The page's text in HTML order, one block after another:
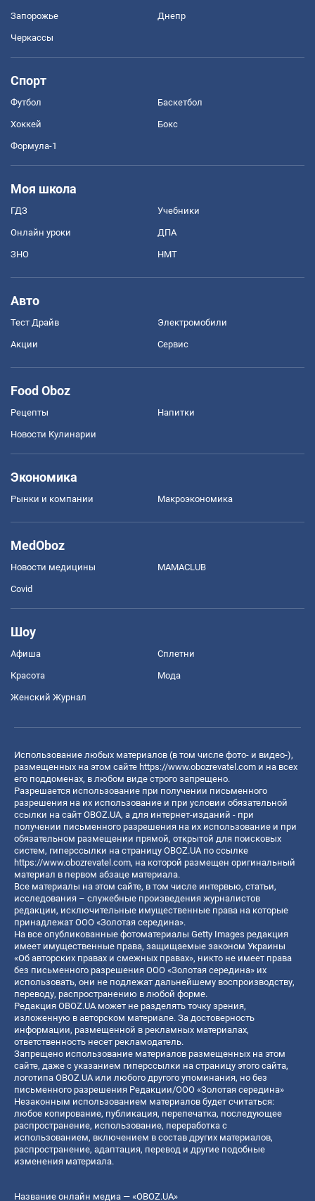
Запорожье Днепр
Черкассы
Спорт
Футбол Баскетбол
Хоккей Бокс
Формула-1
Моя школа
ГДЗ Учебники
Онлайн уроки ДПА
ЗНО НМТ
Авто
Тест Драйв Электромобили
Акции Сервис
Food Oboz
Рецепты Напитки
Новости Кулинарии
Экономика
Рынки и компании Mакроэкономика
MedOboz
Новости медицины MAMACLUB
Covid
Шоу
Афиша Сплетни
Красота Мода
Женский Журнал
Использование любых материалов (в том числе фото- и видео-),
размещенных на этом сайте https://www.obozrevatel.com и на всех
его поддоменах, в любом виде строго запрещено.
Разрешается использование при получении письменного
разрешения на их использование и при условии обязательной
ссылки на сайт OBOZ.UA, а для интернет-изданий - при
получении письменного разрешения на их использование и при
обязательном размещении прямой, открытой для поисковых
систем, гиперссылки на страницу OBOZ.UA по ссылке
https://www.obozrevatel.com, на которой размещен оригинальный
материал в первом абзаце материала.
Все материалы на этом сайте, в том числе интервью, статьи,
исследования – служебные произведения журналистов
редакции, исключительные имущественные права на которые
принадлежат ООО «Золотая середина».
На все опубликованные фотоматериалы Getty Images редакция
имеет имущественные права, защищаемые законом Украины
«Об авторских правах и смежных правах», никто не имеет права
без письменного разрешения ООО «Золотая середина» их
использовать, они не подлежат дальнейшему воспроизводству,
переводу, распространению в любой форме.
Редакция OBOZ.UA может не разделять точку зрения,
изложенную в авторском материале. За достоверность
информации, размещенной в рекламных материалах,
ответственность несет рекламодатель.
Запрещено использование материалов размещенных на этом
сайте, даже с указанием гиперссылки на страницу этого сайта,
логотипа OBOZ.UA или любого другого упоминания, но без
письменного разрешения Редакции/ООО «Золотая середина»
Незаконным использованием материалов будет считаться:
любое копирование, публикация, перепечатка, последующее
распространение, использование, переработка с
использованием, включением в состав других материалов,
распространение, адаптация, перевод и другие подобные
изменения материала.
Название онлайн медиа — «OBOZ.UA»